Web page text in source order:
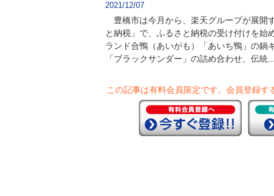
2021/12/07
豊橋市は今月から、楽天グループが展開
と納税」で、ふるさと納税の受け付けを
ランド合鴨（あいがも）「あいち鴨」の鍋
「ブラックサンダー」の詰め合わせ、伝統
この記事は有料会員限定です。 会員登録す